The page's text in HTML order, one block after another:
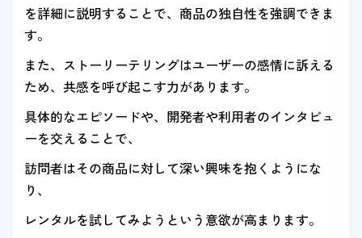
を詳細に説明することで、商品の独自性を強調できま
す。
また、ストーリーテリングはユーザーの感情に訴える
ため、共感を呼び起こす力があります。
具体的なエピソードや、開発者や利用者のインタビュ
ーを交えることで、
訪問者はその商品に対して深い興味を抱くようにな
り、
レンタルを試してみようという意欲が高まります。